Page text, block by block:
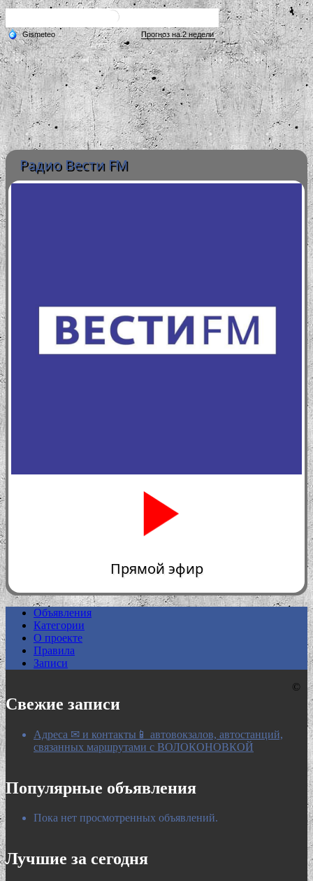
Радио Вести FM
0:00
Прямой эфир
Объявления
Категории
О проекте
Правила
Записи
Свежие записи
Адреса ✉ и контакты📱 автовокзалов, автостанций,
связанных маршрутами с ВОЛОКОНОВКОЙ
Популярные объявления
Пока нет просмотренных объявлений.
Лучшие за сегодня
©